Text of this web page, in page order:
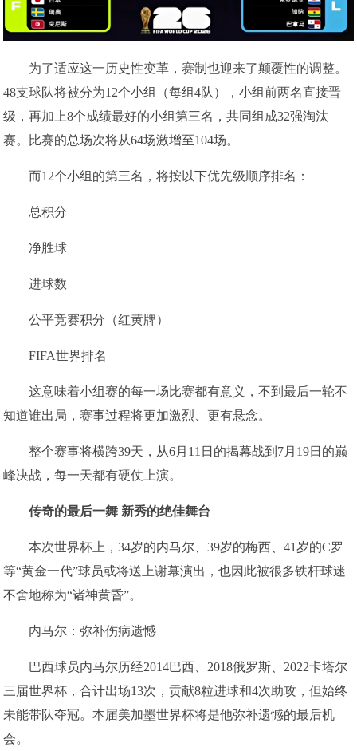
为了适应这一历史性变革，赛制也迎来了颠覆性的调整。
48支球队将被分为12个小组（每组4队），小组前两名直接晋
级，再加上8个成绩最好的小组第三名，共同组成32强淘汰
赛。比赛的总场次将从64场激增至104场。
而12个小组的第三名，将按以下优先级顺序排名：
总积分
净胜球
进球数
公平竞赛积分（红黄牌）
FIFA世界排名
这意味着小组赛的每一场比赛都有意义，不到最后一轮不
知道谁出局，赛事过程将更加激烈、更有悬念。
整个赛事将横跨39天，从6月11日的揭幕战到7月19日的巅
峰决战，每一天都有硬仗上演。
传奇的最后一舞 新秀的绝佳舞台
本次世界杯上，34岁的内马尔、39岁的梅西、41岁的C罗
等“黄金一代”球员或将送上谢幕演出，也因此被很多铁杆球迷
不舍地称为“诸神黄昏”。
内马尔：弥补伤病遗憾
巴西球员内马尔历经2014巴西、2018俄罗斯、2022卡塔尔
三届世界杯，合计出场13次，贡献8粒进球和4次助攻，但始终
未能带队夺冠。本届美加墨世界杯将是他弥补遗憾的最后机
会。